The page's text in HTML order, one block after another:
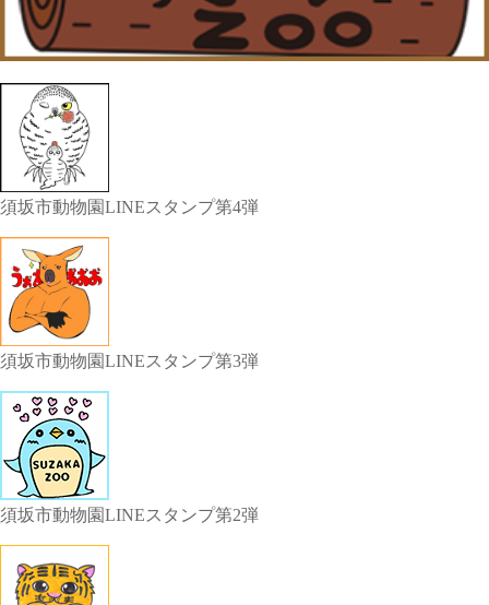
須坂市動物園LINEスタンプ第4弾
須坂市動物園LINEスタンプ第3弾
須坂市動物園LINEスタンプ第2弾